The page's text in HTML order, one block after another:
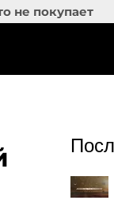
не покупает